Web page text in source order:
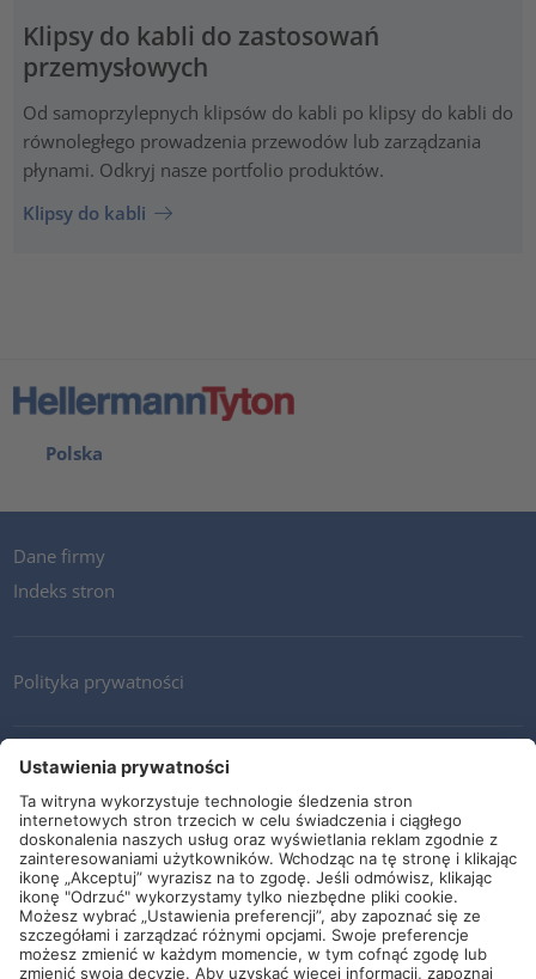
Klipsy do kabli do zastosowań
przemysłowych
Od samoprzylepnych klipsów do kabli po klipsy do kabli do
równoległego prowadzenia przewodów lub zarządzania
płynami. Odkryj nasze portfolio produktów.
Klipsy do kabli
Polska
Dane firmy
Indeks stron
Polityka prywatności
Kontakt
Newsletter
Ogólne warunki i dostawy